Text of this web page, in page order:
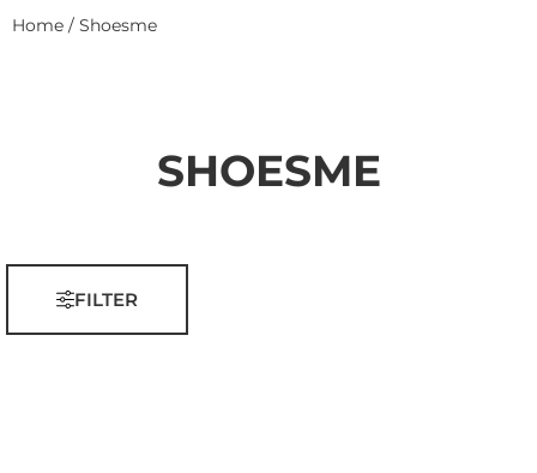
Home / Shoesme
SHOESME
FILTER